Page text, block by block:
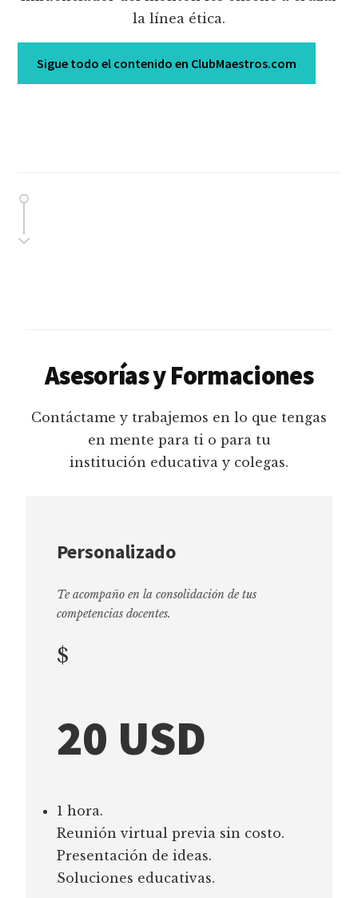
la línea ética.
Sigue todo el contenido en ClubMaestros.com
Asesorías y Formaciones
Contáctame y trabajemos en lo que tengas
en mente para ti o para tu
institución educativa y colegas.
Personalizado
Te acompaño en la consolidación de tus
competencias docentes.
$
20 USD
1 hora.
Reunión virtual previa sin costo.
Presentación de ideas.
Soluciones educativas.